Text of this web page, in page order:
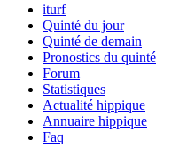
iturf
Quinté du jour
Quinté de demain
Pronostics du quinté
Forum
Statistiques
Actualité hippique
Annuaire hippique
Faq